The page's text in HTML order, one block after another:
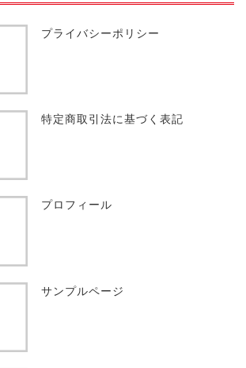
プライバシーポリシー
特定商取引法に基づく表記
プロフィール
サンプルページ